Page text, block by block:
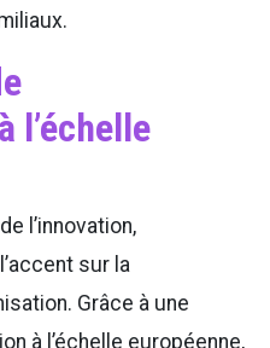
l’échelle
l’innovation,
sur la
Grâce à une
à l’échelle européenne,